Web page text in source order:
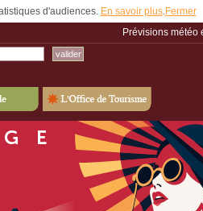
d'audiences. En savoir plus. Fermer
Prévisions météo